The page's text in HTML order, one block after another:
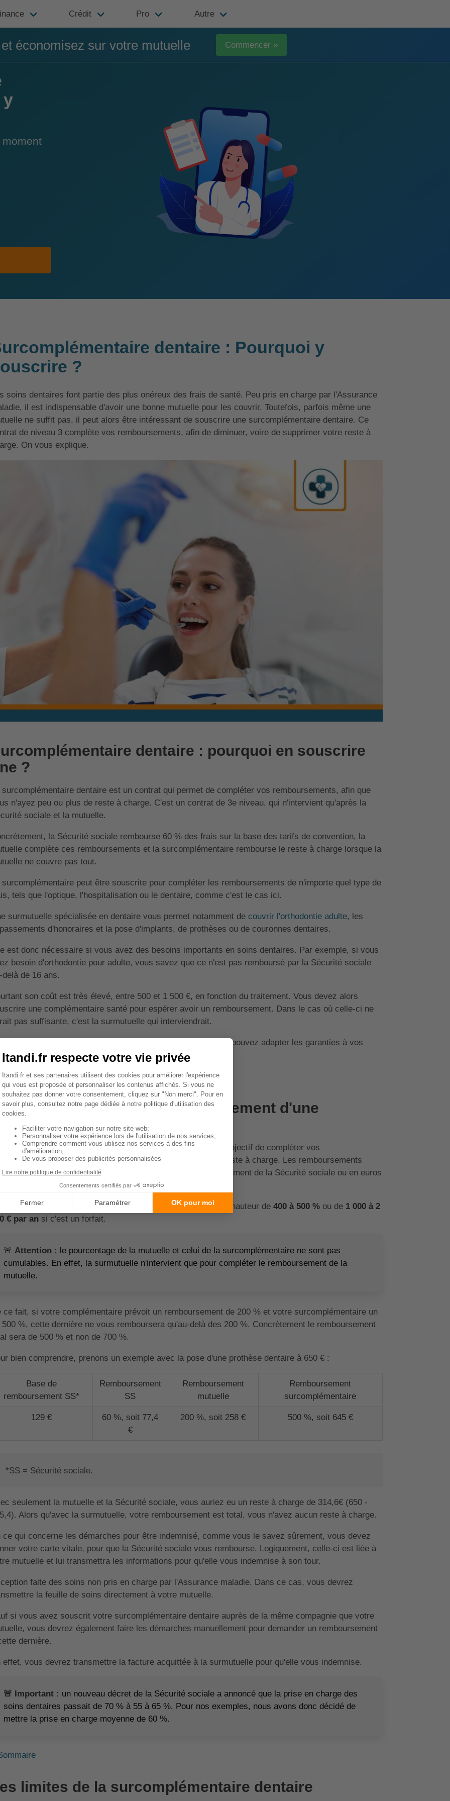
Crédit Pro Autre
économisez sur votre mutuelle Commencer »
y
dentaire : Pourquoi y
?
soins dentaires font partie des plus onéreux des frais de santé. Peu pris en charge par l'Assurance
il est indispensable d'avoir une bonne mutuelle pour les couvrir. Toutefois, parfois même une
ne suffit pas, il peut alors être intéressant de souscrire une surcomplémentaire dentaire. Ce
de niveau 3 complète vos remboursements, afin de diminuer, voire de supprimer votre reste à
On vous explique.
dentaire : pourquoi en souscrire
?
surcomplémentaire dentaire est un contrat qui permet de compléter vos remboursements, afin que
n'ayez peu ou plus de reste à charge. C'est un contrat de 3e niveau, qui n'intervient qu'après la
sociale et la mutuelle.
la Sécurité sociale rembourse 60 % des frais sur la base des tarifs de convention, la
complète ces remboursements et la surcomplémentaire rembourse le reste à charge lorsque la
ne couvre pas tout.
surcomplémentaire peut être souscrite pour compléter les remboursements de n'importe quel type de
tels que l'optique, l'hospitalisation ou le dentaire, comme c'est le cas ici.
surmutuelle spécialisée en dentaire vous permet notamment de couvrir l'orthodontie adulte, les
d'honoraires et la pose d'implants, de prothèses ou de couronnes dentaires.
est donc nécessaire si vous avez des besoins importants en soins dentaires. Par exemple, si vous
besoin d'orthodontie pour adulte, vous savez que ce n'est pas remboursé par la Sécurité sociale
delà de 16 ans.
son coût est très élevé, entre 500 et 1 500 €, en fonction du traitement. Vous devez alors
une complémentaire santé pour espérer avoir un remboursement. Dans le cas où celle-ci ne
pas suffisante, c'est la surmutuelle qui interviendrait.
qu'il en soit, ce genre de contrat est personnalisable, vous pouvez adapter les garanties à vos
et à votre budget, afin d'avoir une couverture optimale.
fonctionne le remboursement d'une
dentaire ?
nous venons de le voir, la surmutuelle dentaire a pour objectif de compléter vos
afin que vous n'ayez que peu, voire plus de reste à charge. Les remboursements
être exprimés en pourcentage sur la base de remboursement de la Sécurité sociale ou en euros
la forme d'un forfait annuel.
général, une bonne surmutuelle prévoit un remboursement à hauteur de 400 à 500 %ou de 1 000 à 2
€ par ansi c'est un forfait.
🚨 Attention : le pourcentage de la mutuelle et celui de la surcomplémentaire ne sont pas
cumulables. En effet, la surmutuelle n'intervient que pour compléter le remboursement de la
mutuelle.
ce fait, si votre complémentaire prévoit un remboursement de 200 % et votre surcomplémentaire un
500 %, cette dernière ne vous remboursera qu'au-delà des 200 %. Concrètement le remboursement
sera de 500 % et non de 700 %.
bien comprendre, prenons un exemple avec la pose d'une prothèse dentaire à 650 € :
Base de
remboursement SS*
Remboursement
SS
Remboursement
mutuelle
Remboursement
surcomplémentaire
129 €
60 %, soit 77,4
€
200 %, soit 258 € 500 %, soit 645 €
*SS = Sécurité sociale.
seulement la mutuelle et la Sécurité sociale, vous auriez eu un reste à charge de 314,6€ (650 -
Alors qu'avec la surmutuelle, votre remboursement est total, vous n'avez aucun reste à charge.
ce qui concerne les démarches pour être indemnisé, comme vous le savez sûrement, vous devez
votre carte vitale, pour que la Sécurité sociale vous rembourse. Logiquement, celle-ci est liée à
mutuelle et lui transmettra les informations pour qu'elle vous indemnise à son tour.
faite des soins non pris en charge par l'Assurance maladie. Dans ce cas, vous devrez
la feuille de soins directement à votre mutuelle.
si vous avez souscrit votre surcomplémentaire dentaire auprès de la même compagnie que votre
vous devrez également faire les démarches manuellement pour demander un remboursement
dernière.
effet, vous devrez transmettre la facture acquittée à la surmutuelle pour qu'elle vous indemnise.
🚨 Important : un nouveau décret de la Sécurité sociale a annoncé que la prise en charge des
soins dentaires passait de 70 % à 55 à 65 %. Pour nos exemples, nous avons donc décidé de
mettre la prise en charge moyenne de 60 %.
limites de la surcomplémentaire dentaire